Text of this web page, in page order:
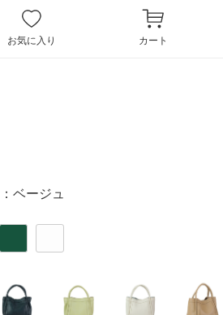
お気に入り カート
ベージュ